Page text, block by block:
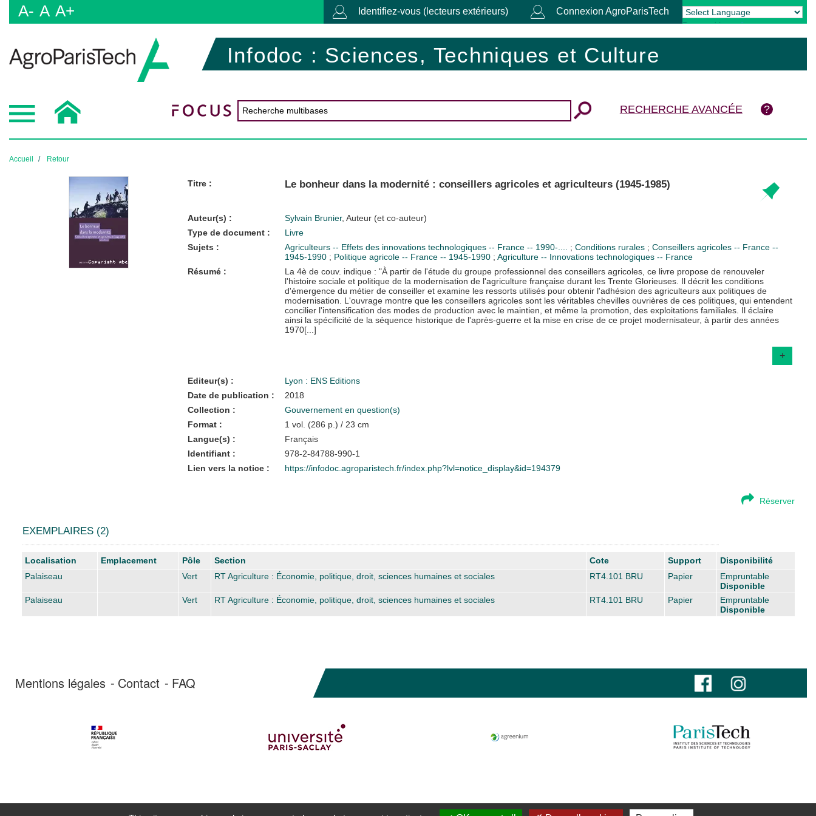
A- A A+ Identifiez-vous (lecteurs extérieurs) Connexion AgroParisTech
Powered by Translate
Infodoc : Sciences, Techniques et Culture
RECHERCHE AVANCÉE
Accueil Retour
Titre : Le bonheur dans la modernité : conseillers agricoles et agriculteurs (1945-1985)
Auteur(s) : Sylvain Brunier, Auteur (et co-auteur)
Type de document :
Livre
Sujets :
Agriculteurs -- Effets des innovations technologiques -- France -- 1990-.... ; Conditions rurales ; Conseillers agricoles -- France --
1945-1990 ; Politique agricole -- France -- 1945-1990 ; Agriculture -- Innovations technologiques -- France
Résumé :
La 4è de couv. indique : "À partir de l'étude du groupe professionnel des conseillers agricoles, ce livre propose de renouveler
l'histoire sociale et politique de la modernisation de l'agriculture française durant les Trente Glorieuses. Il décrit les conditions
d'émergence du métier de conseiller et examine les ressorts utilisés pour obtenir l'adhésion des agriculteurs aux politiques de
modernisation. L'ouvrage montre que les conseillers agricoles sont les véritables chevilles ouvrières de ces politiques, qui entendent
concilier l'intensification des modes de production avec le maintien, et même la promotion, des exploitations familiales. Il éclaire
ainsi la spécificité de la séquence historique de l'après-guerre et la mise en crise de ce projet modernisateur, à partir des années
1970[...]
+
Editeur(s) :
Lyon : ENS Editions
Date de publication :
2018
Collection :
Gouvernement en question(s)
Format :
1 vol. (286 p.) / 23 cm
Langue(s) :
Français
Identifiant :
978-2-84788-990-1
Lien vers la notice :
https://infodoc.agroparistech.fr/index.php?lvl=notice_display&id=194379
Réserver
EXEMPLAIRES (2)
Liste des exemplaires
Localisation Emplacement Pôle Section Cote Support
Disponibilité
Palaiseau
Vert RT Agriculture : Économie, politique, droit, sciences humaines et sociales RT4.101 BRU Papier
Empruntable
Disponible
Palaiseau
Vert RT Agriculture : Économie, politique, droit, sciences humaines et sociales RT4.101 BRU Papier
Empruntable
Disponible
Mentions légales Contact FAQ